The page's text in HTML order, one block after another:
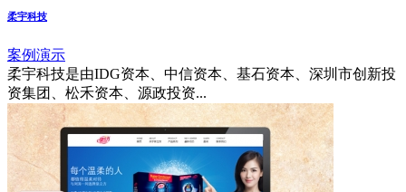
柔宇科技
案例演示
柔宇科技是由IDG资本、中信资本、基石资本、深圳市创新投
资集团、松禾资本、源政投资...